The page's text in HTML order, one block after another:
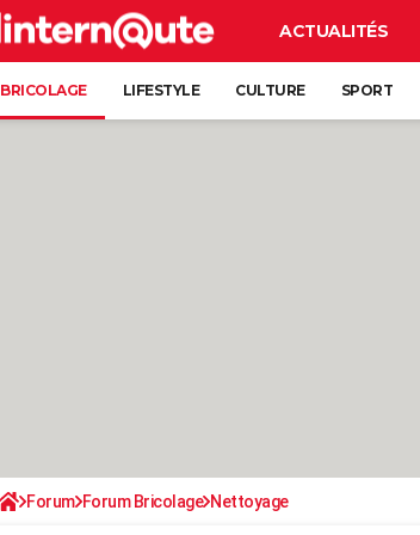
ACTUALITÉS
BRICOLAGE LIFESTYLE CULTURE SPORT
Forum Forum Bricolage Nettoyage